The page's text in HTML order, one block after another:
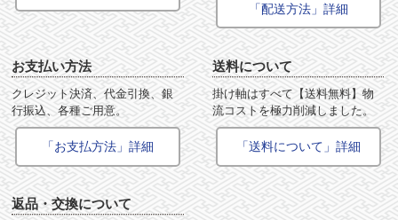
「配送方法」詳細
お支払い方法
クレジット決済、代金引換、銀
行振込、各種ご用意。
「お支払方法」詳細
送料について
掛け軸はすべて【送料無料】物
流コストを極力削減しました。
「送料について」詳細
返品・交換について